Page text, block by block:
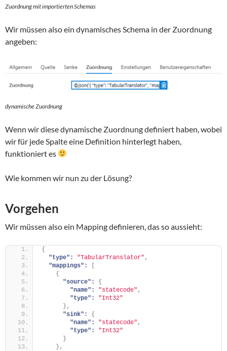
Zuordnung mit importierten Schemas
Wir müssen also ein dynamisches Schema in der Zuordnung
angeben:
dynamische Zuordnung
Wenn wir diese dynamische Zuordnung definiert haben, wobei
wir für jede Spalte eine Definition hinterlegt haben,
funktioniert es
Wie kommen wir nun zu der Lösung?
Vorgehen
Wir müssen also ein Mapping definieren, das so aussieht:
{
"type":
"TabularTranslator" ,
"mappings":
[
{
"source":
{
"name":
"statecode" ,
"type":
"Int32"
} ,
"sink":
{
"name":
"statecode" ,
"type":
"Int32"
}
} ,